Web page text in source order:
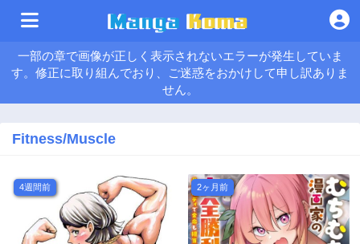
一部の章で画像が正しく表示されないエラーが発生していま
す。修正に取り組んでおり、ご迷惑をおかけして申し訳ありま
せん。
Fitness/Muscle
4週間前 2ヶ月前